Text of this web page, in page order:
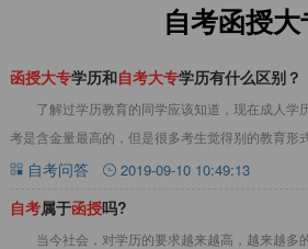
自考函授
函授大专学历和自考大专学历有什么区别？
了解过学历教育的同学应该知道，现在成人学
考是含金量最高的，但是很多考生觉得别的教育形
一起来看看“函授大专学历和自考大专学历有什么
自考问答 2019-09-10 10:49:13
自考属于函授吗?
当今社会，对学历的要求越来越高，越来越多